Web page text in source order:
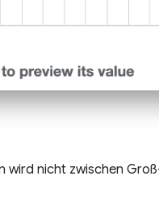
wird nicht zwischen